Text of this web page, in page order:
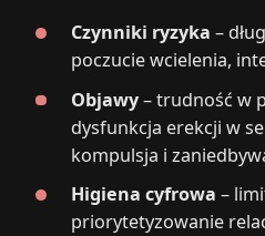
Czynniki ryzyka –
poczucie wcielenia,
Objawy– trudność w
dysfunkcja erekcji w
kompulsja i
Higiena cyfrowa –
priorytetyzowanie